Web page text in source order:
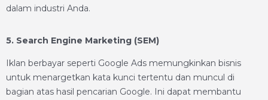
dalam industri Anda.
5. Search Engine Marketing (SEM)
Iklan berbayar seperti Google Ads memungkinkan bisnis
untuk menargetkan kata kunci tertentu dan muncul di
bagian atas hasil pencarian Google. Ini dapat membantu